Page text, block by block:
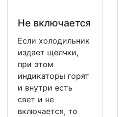
Не включается
Если холодильник
издает щелчки,
при этом
индикаторы горят
и внутри есть
свет и не
включается, то